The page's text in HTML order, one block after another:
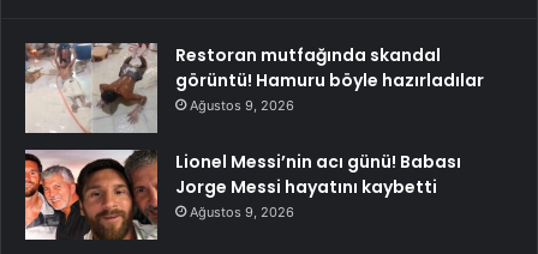
Restoran mutfağında skandal
görüntü! Hamuru böyle hazırladılar
Ağustos 9, 2026
Lionel Messi’nin acı günü! Babası
Jorge Messi hayatını kaybetti
Ağustos 9, 2026